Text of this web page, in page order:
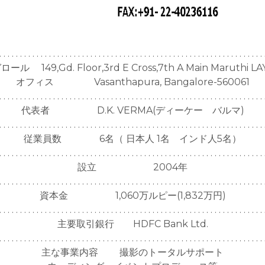
. . . . . . . . . . . . . . . . . . . . . . . . . . . . . . . . . . . . . . . . . . . . . . . . . . . . . . . . . . . . . . .
ロール 149,Gd. Floor,3rd E Cross,7th A Main Maruthi
オフィス Vasanthapura, Bangalore-560061
. . . . . . . . . . . . . . . . . . . . . . . . . . . . . . . . . . . . . . . . . . . . . . . . . . . . . . . . . . . . . . .
代表者 D.K. VERMA(ディーケー バルマ)
. . . . . . . . . . . . . . . . . . . . . . . . . . . . . . . . . . . . . . . . . . . . . . . . . . . . . . . . . . . . . . .
従業員数 6名（ 日本人 1名 インド人5名）
. . . . . . . . . . . . . . . . . . . . . . . . . . . . . . . . . . . . . . . . . . . . . . . . . . . . . . . . . . . . . . .
設立 2004年
. . . . . . . . . . . . . . . . . . . . . . . . . . . . . . . . . . . . . . . . . . . . . . . . . . . . . . . . . . . . . . .
資本金 1,060万ルピー(1,832万円)
. . . . . . . . . . . . . . . . . . . . . . . . . . . . . . . . . . . . . . . . . . . . . . . . . . . . . . . . . . . . . . .
主要取引銀行 HDFC Bank Ltd.
. . . . . . . . . . . . . . . . . . . . . . . . . . . . . . . . . . . . . . . . . . . . . . . . . . . . . . . . . . . . . . .
主な事業内容 撮影のトータルサポート